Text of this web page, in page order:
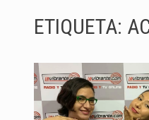
ETIQUETA: